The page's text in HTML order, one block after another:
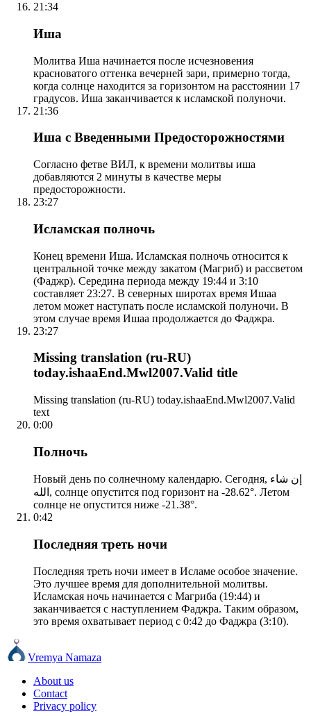
21:34
Иша
Молитва Иша начинается после исчезновения
красноватого оттенка вечерней зари, примерно тогда,
когда солнце находится за горизонтом на расстоянии 17
градусов. Иша заканчивается к исламской полуночи.
21:36
Иша с Введенными Предосторожностями
Согласно фетве ВИЛ, к времени молитвы иша
добавляются 2 минуты в качестве меры
предосторожности.
23:27
Исламская полночь
Конец времени Иша. Исламская полночь относится к
центральной точке между закатом (Магриб) и рассветом
(Фаджр). Середина периода между 19:44 и 3:10
составляет 23:27. В северных широтах время Ишаа
летом может наступать после исламской полуночи. В
этом случае время Ишаа продолжается до Фаджра.
23:27
Missing translation (ru-RU)
today.ishaaEnd.Mwl2007.Valid title
Missing translation (ru-RU) today.ishaaEnd.Mwl2007.Valid
text
0:00
Полночь
Новый день по солнечному календарю. Сегодня, إن شاء
الله, солнце опустится под горизонт на -28.62°. Летом
солнце не опустится ниже -21.38°.
0:42
Последняя треть ночи
Последняя треть ночи имеет в Исламе особое значение.
Это лучшее время для дополнительной молитвы.
Исламская ночь начинается с Магриба (19:44) и
заканчивается с наступлением Фаджра. Таким образом,
это время охватывает период с 0:42 до Фаджра (3:10).
Vremya Namaza
About us
Contact
Privacy policy